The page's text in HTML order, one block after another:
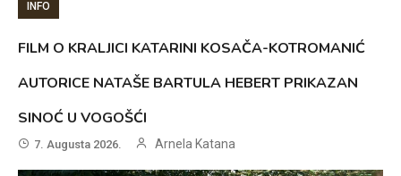
INFO
FILM O KRALJICI KATARINI KOSAČA-KOTROMANIĆ
AUTORICE NATAŠE BARTULA HEBERT PRIKAZAN
SINOĆ U VOGOŠĆI
7. Augusta 2026. Arnela Katana